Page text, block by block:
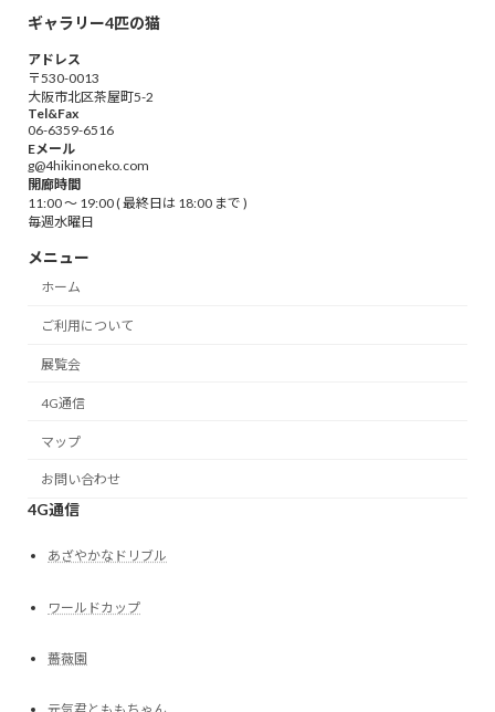
ギャラリー4匹の猫
アドレス
〒530-0013
大阪市北区茶屋町5-2
Tel&Fax
06-6359-6516
Eメール
g@4hikinoneko.com
開廊時間
11:00 ～ 19:00 ( 最終日は 18:00 まで )
毎週水曜日
メニュー
ホーム
ご利用について
展覧会
4G通信
マップ
お問い合わせ
4G通信
あざやかなドリブル
ワールドカップ
薔薇園